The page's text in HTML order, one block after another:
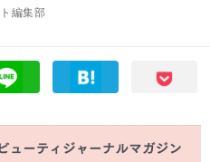
編集部